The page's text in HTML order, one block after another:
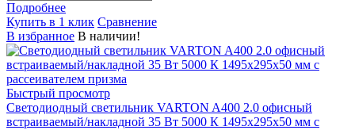
Подробнее
Купить в 1 клик Сравнение
В избранное В наличии!
Быстрый просмотр
Светодиодный светильник VARTON A400 2.0 офисный
встраиваемый/накладной 35 Вт 5000 К 1495x295x50 мм с